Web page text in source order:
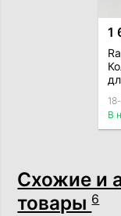
1
В
Схожие и
товары6